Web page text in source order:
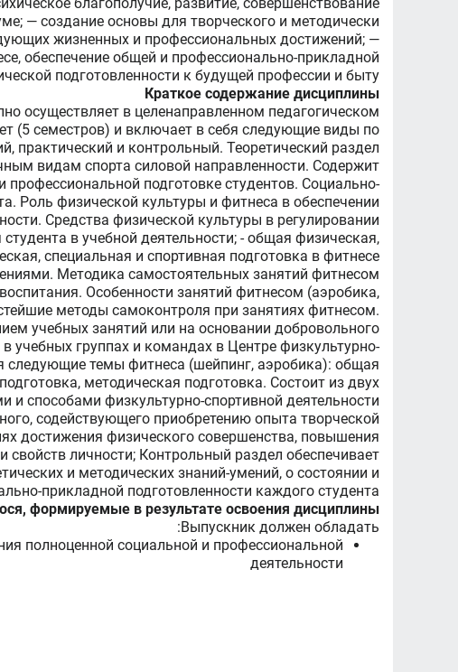
— создание основы для творческого и методически
жизненных и профессиональных достижений; —
обеспечение общей и профессионально-прикладной
подготовленности к будущей профессии и быту.
Краткое содержание дисциплины
осуществляет в целенаправленном педагогическом
(5 семестров) и включает в себя следующие виды по
практический и контрольный. Теоретический раздел
видам спорта силовой направленности. Содержит
подготовке студентов. Социально-
Роль физической культуры и фитнеса в обеспечении
Средства физической культуры в регулировании
в учебной деятельности; - общая физическая,
специальная и спортивная подготовка в фитнесе
Методика самостоятельных занятий фитнесом
Особенности занятий фитнесом (аэробика,
методы самоконтроля при занятиях фитнесом.
учебных занятий или на основании добровольного
учебных группах и командах в Центре физкультурно-
следующие темы фитнеса (шейпинг, аэробика): общая
методическая подготовка. Состоит из двух
способами физкультурно-спортивной деятельности
содействующего приобретению опыта творческой
достижения физического совершенства, повышения
личности; Контрольный раздел обеспечивает
и методических знаний-умений, о состоянии и
прикладной подготовленности каждого студента.
формируемые в результате освоения дисциплины
Выпускник должен обладать:
полноценной социальной и профессиональной
деятельности